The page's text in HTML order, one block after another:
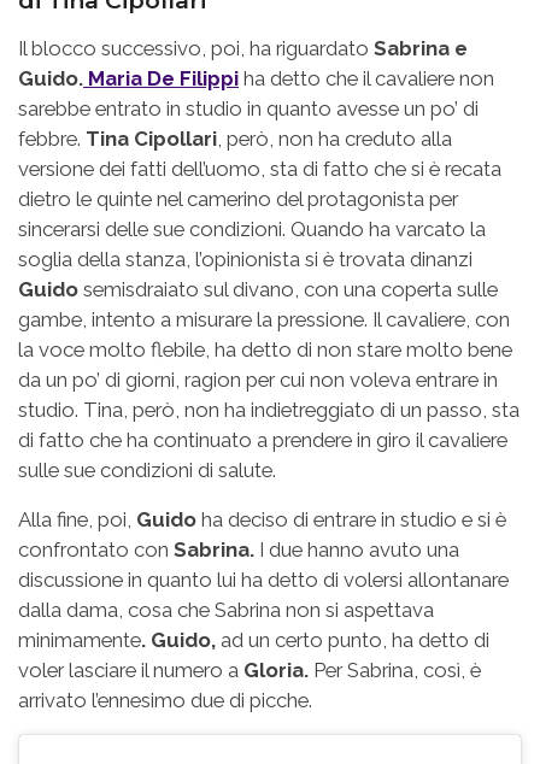
Il blocco successivo, poi, ha riguardato Sabrina e
Guido. Maria De Filippi ha detto che il cavaliere non
sarebbe entrato in studio in quanto avesse un po’ di
febbre. Tina Cipollari, però, non ha creduto alla
versione dei fatti dell’uomo, sta di fatto che si è recata
dietro le quinte nel camerino del protagonista per
sincerarsi delle sue condizioni. Quando ha varcato la
soglia della stanza, l’opinionista si è trovata dinanzi
Guido semisdraiato sul divano, con una coperta sulle
gambe, intento a misurare la pressione. Il cavaliere, con
la voce molto flebile, ha detto di non stare molto bene
da un po’ di giorni, ragion per cui non voleva entrare in
studio. Tina, però, non ha indietreggiato di un passo, sta
di fatto che ha continuato a prendere in giro il cavaliere
sulle sue condizioni di salute.
Alla fine, poi, Guido ha deciso di entrare in studio e si è
confrontato con Sabrina. I due hanno avuto una
discussione in quanto lui ha detto di volersi allontanare
dalla dama, cosa che Sabrina non si aspettava
minimamente. Guido, ad un certo punto, ha detto di
voler lasciare il numero a Gloria. Per Sabrina, così, è
arrivato l’ennesimo due di picche.